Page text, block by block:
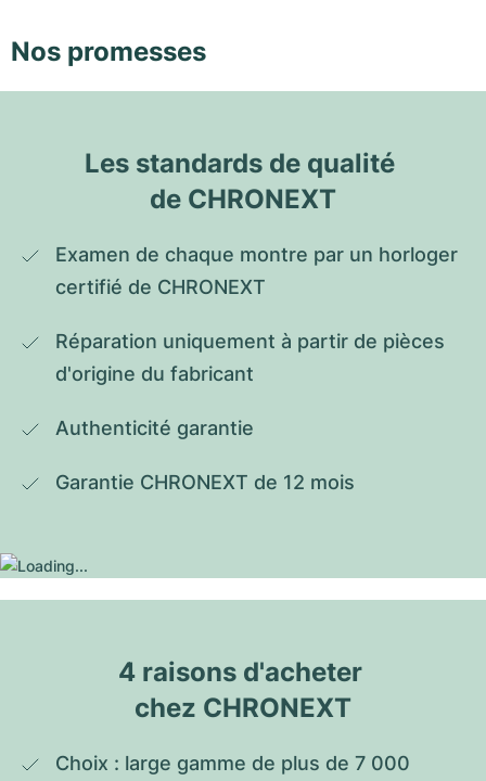
Nos promesses
Les standards de qualité
de CHRONEXT
Examen de chaque montre par un horloger
certifié de CHRONEXT
Réparation uniquement à partir de pièces
d'origine du fabricant
Authenticité garantie
Garantie CHRONEXT de 12 mois
4 raisons d'acheter
chez CHRONEXT
Choix : large gamme de plus de 7 000